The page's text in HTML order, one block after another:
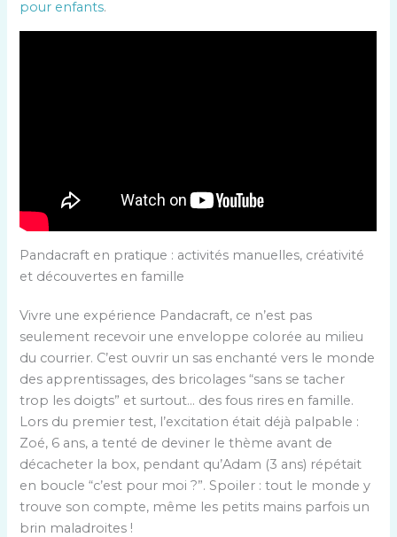
pour enfants.
Pandacraft en pratique : activités manuelles, créativité
et découvertes en famille
Vivre une expérience Pandacraft, ce n’est pas
seulement recevoir une enveloppe colorée au milieu
du courrier. C’est ouvrir un sas enchanté vers le monde
des apprentissages, des bricolages “sans se tacher
trop les doigts” et surtout… des fous rires en famille.
Lors du premier test, l’excitation était déjà palpable :
Zoé, 6 ans, a tenté de deviner le thème avant de
décacheter la box, pendant qu’Adam (3 ans) répétait
en boucle “c’est pour moi ?”. Spoiler : tout le monde y
trouve son compte, même les petits mains parfois un
brin maladroites !